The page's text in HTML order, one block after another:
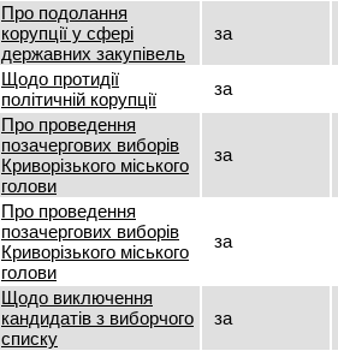
Про подолання
корупції у сфері
державних закупівель
за
Щодо протидії
політичній корупції
за
Про проведення
позачергових виборів
Криворізького міського
голови
за
Про проведення
позачергових виборів
Криворізького міського
голови
за
Щодо виключення
кандидатів з виборчого
списку
за